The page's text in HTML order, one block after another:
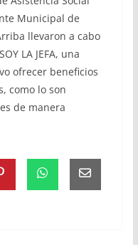
Municipal de
llevaron a cabo
LA JEFA, una
ofrecer beneficios
como lo son
de manera